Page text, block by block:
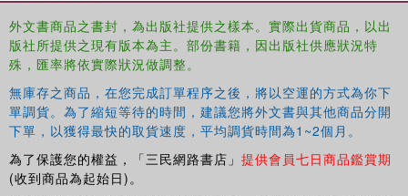
外文書商品之書封，為出版社提供之樣本。實際出貨商品，以出
版社所提供之現有版本為主。部份書籍，因出版社供應狀況特
殊，匯率將依實際狀況做調整。
無庫存之商品，在您完成訂單程序之後，將以空運的方式為你下
單調貨。為了縮短等待的時間，建議您將外文書與其他商品分開
下單，以獲得最快的取貨速度，平均調貨時間為1~2個月。
為了保護您的權益，「三民網路書店」 提供會員七日商品鑑賞期
(收到商品為起始日)。